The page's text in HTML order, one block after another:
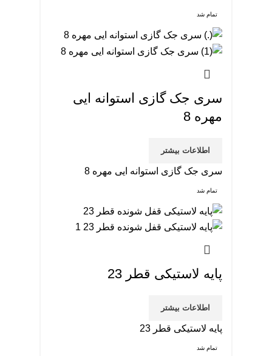
تمام شد
سری جک گازی استوانه ایی
مهره 8
اطلاعات بیشتر
سری جک گازی استوانه ایی مهره 8
تمام شد
پایه لاستیکی قطر 23
اطلاعات بیشتر
پایه لاستیکی قطر 23
تمام شد